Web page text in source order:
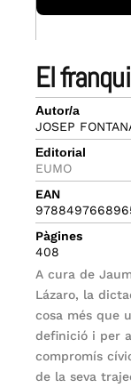
el
Autor/a
JOSEP
Editorial
EUMO
EAN
Pàgines
408
A cura de
Lázaro, la
cosa més que
definició i per
compromís
de la seva